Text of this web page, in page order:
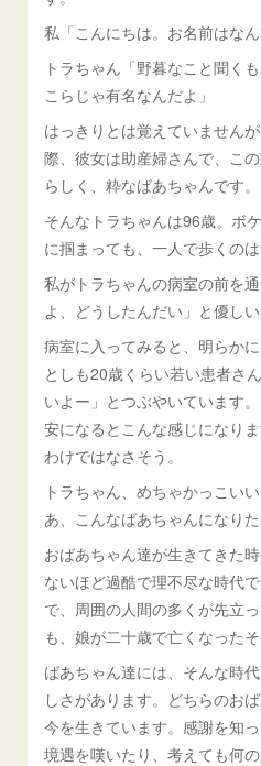
私「こんにちは。お名前はな
トラちゃん「野暮なこと聞く
こらじゃ有名なんだよ」
はっきりとは覚えていません
際、彼女は助産婦さんで、こ
らしく、粋なばあちゃんです。
そんなトラちゃんは96歳。ボ
に掴まっても、一人で歩くのは
私がトラちゃんの病室の前を
よ、どうしたんだい」と優し
病室に入ってみると、明らか
としも20歳くらい若い患者さ
いよー」とつぶやいています
安になるとこんな感じになり
わけではなさそう。
トラちゃん、めちゃかっこい
あ、こんなばあちゃんになり
おばあちゃん達が生きてきた
ないほど過酷で理不尽な時代
で、周囲の人間の多くが先立
も、娘が二十歳で亡くなったそ
ばあちゃん達には、そんな時
しさがあります。どちらのお
今を生きています。感謝を知
境遇を嘆いたり、考えても何